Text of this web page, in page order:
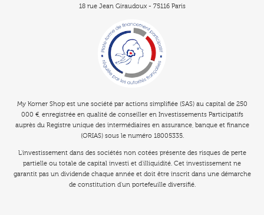
18 rue Jean Giraudoux - 75116 Paris
My Korner Shop est une société par actions simplifiée (SAS) au capital de 250
000 €, enregistrée en qualité de conseiller en Investissements Participatifs
auprès du Registre unique des intermédiaires en assurance, banque et finance
(ORIAS) sous le numéro 18005335.
L’investissementdans des sociétés non cotées présente des risques de perte
partielle ou totale de capital investi et d’illiquidité. Cet investissement ne
garantit pas un dividende chaque année et doit être inscrit dans une démarche
de constitution d’un portefeuille diversifié.